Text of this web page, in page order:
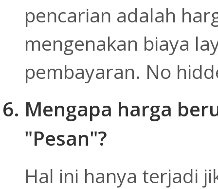
pencarian adalah
mengenakan biaya
pembayaran. No
Mengapa harga
"Pesan"?
Hal ini hanya terjadi